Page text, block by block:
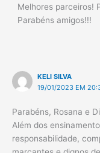
Melhores parceiros!
Parabéns amigos!!!
KELI SILVA
19/01/2023 EM
Parabéns, Rosana e
Além dos
responsabilidade,